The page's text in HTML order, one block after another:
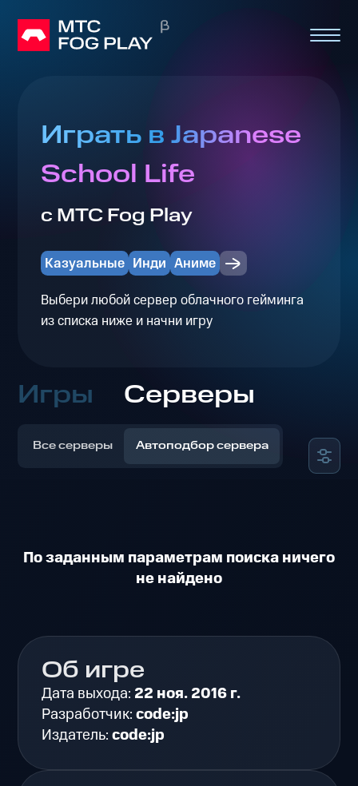
Играть в Japanese
School Life
с МТС Fog Play
Казуальные Инди Аниме
Выбери любой сервер облачного гейминга
из списка ниже и начни игру
Игры Серверы
Все серверы Автоподбор сервера
По заданным параметрам поиска ничего
не найдено
Об игре
Дата выхода: 22 ноя. 2016 г.
Разработчик:code:jp
Издатель:code:jp